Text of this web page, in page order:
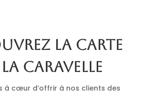
la carte
La Caravelle
à cœur d’offrir à nos clients des